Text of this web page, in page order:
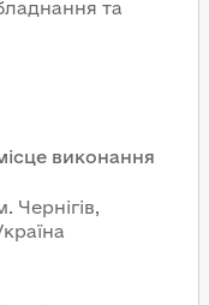
та
виконання
Чернігів,